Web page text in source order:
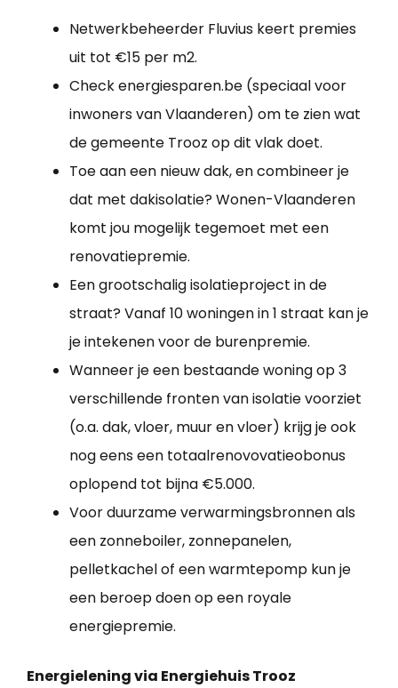
Netwerkbeheerder Fluvius keert premies
uit tot €15 per m2.
Check energiesparen.be (speciaal voor
inwoners van Vlaanderen) om te zien wat
de gemeente Trooz op dit vlak doet.
Toe aan een nieuw dak, en combineer je
dat met dakisolatie? Wonen-Vlaanderen
komt jou mogelijk tegemoet met een
renovatiepremie.
Een grootschalig isolatieproject in de
straat? Vanaf 10 woningen in 1 straat kan je
je intekenen voor de burenpremie.
Wanneer je een bestaande woning op 3
verschillende fronten van isolatie voorziet
(o.a. dak, vloer, muur en vloer) krijg je ook
nog eens een totaalrenovovatieobonus
oplopend tot bijna €5.000.
Voor duurzame verwarmingsbronnen als
een zonneboiler, zonnepanelen,
pelletkachel of een warmtepomp kun je
een beroep doen op een royale
energiepremie.
Energielening via Energiehuis Trooz